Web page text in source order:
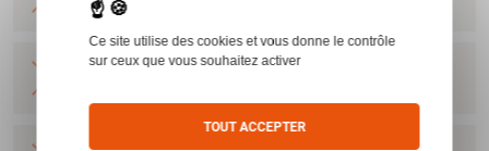
BERETTA USA
CHARGEUR NANO 9PARA/8CPS E00635
Ce site utilise des cookies et vous donne le contrôle
sur ceux que vous souhaitez activer
TOUT ACCEPTER